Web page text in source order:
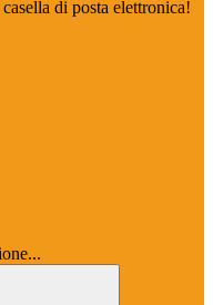
di posta elettronica!